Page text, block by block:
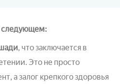
следующем:
, что заключается в
Это не просто
а залог крепкого здоровья